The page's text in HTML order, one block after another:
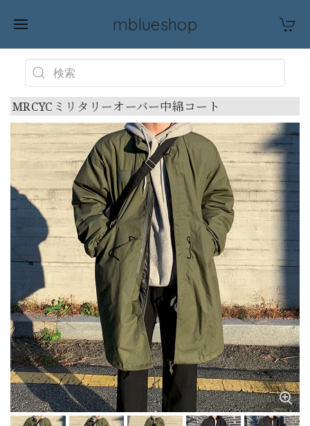
mblueshop
MRCYCミリタリーオーバー中綿コート